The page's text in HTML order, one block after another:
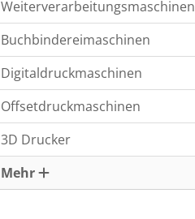
Weiterverarbeitungsmaschinen
Buchbindereimaschinen
Digitaldruckmaschinen
Offsetdruckmaschinen
3D Drucker
Mehr